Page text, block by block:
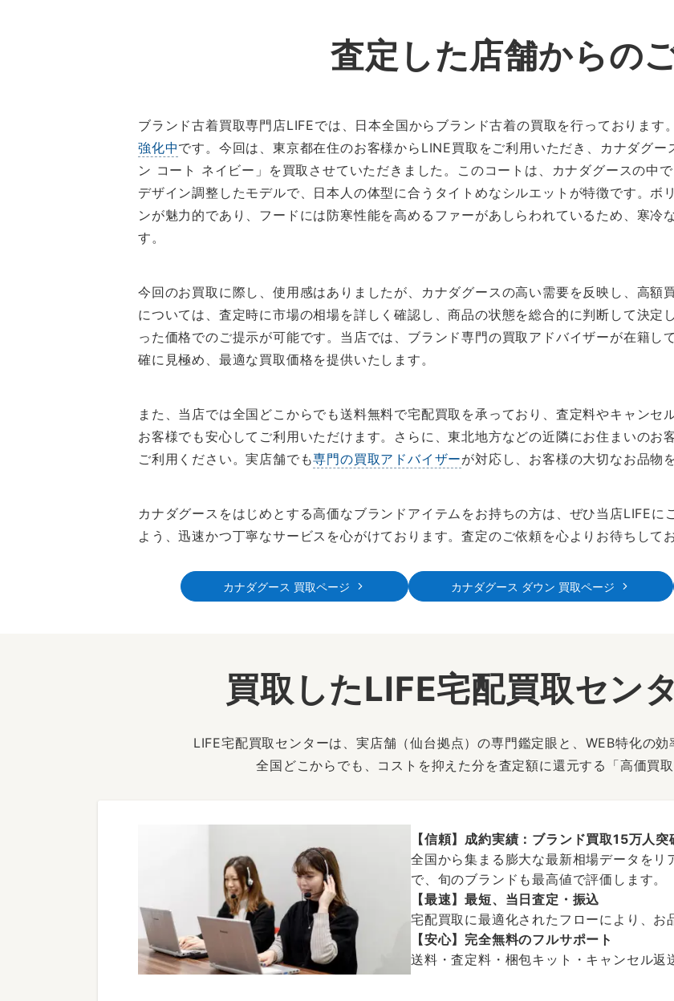
査定した店舗からの
ブランド古着買取専門店LIFEでは、日本全国からブランド古着の買取を行っております
強化中です。今回は、東京都在住のお客様からLINE買取をご利用いただき、カナダグ
ン コート ネイビー」を買取させていただきました。このコートは、カナダグースの中
デザイン調整したモデルで、日本人の体型に合うタイトめなシルエットが特徴です。ボ
ンが魅力的であり、フードには防寒性能を高めるファーがあしらわれているため、寒冷
す。
今回のお買取に際し、使用感はありましたが、カナダグースの高い需要を反映し、高額
については、査定時に市場の相場を詳しく確認し、商品の状態を総合的に判断して決定
った価格でのご提示が可能です。当店では、ブランド専門の買取アドバイザーが在籍し
確に見極め、最適な買取価格を提供いたします。
また、当店では全国どこからでも送料無料で宅配買取を承っており、査定料やキャンセ
お客様でも安心してご利用いただけます。さらに、東北地方などの近隣にお住まいのお
ご利用ください。実店舗でも専門の買取アドバイザーが対応し、お客様の大切なお品物
カナダグースをはじめとする高価なブランドアイテムをお持ちの方は、ぜひ当店LIFEに
よう、迅速かつ丁寧なサービスを心がけております。査定のご依頼を心よりお待ちしてお
カナダグース 買取ページ カナダグース ダウン 買取ページ
買取したLIFE宅配買取セン
LIFE宅配買取センターは、実店舗（仙台拠点）の専門鑑定眼と、WEB特化の効
全国どこからでも、コストを抑えた分を査定額に還元する「高価買
【信頼】成約実績：ブランド買取15万人突
全国から集まる膨大な最新相場データを
で、旬のブランドも最高値で評価します。
【最速】最短、当日査定・振込
宅配買取に最適化されたフローにより、お
【安心】完全無料のフルサポート
送料・査定料・梱包キット・キャンセル返